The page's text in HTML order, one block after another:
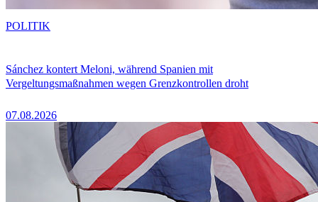
Sánchez kontert Meloni, während Spanien mit
Vergeltungsmaßnahmen wegen Grenzkontrollen droht
07.08.2026
POLITIK